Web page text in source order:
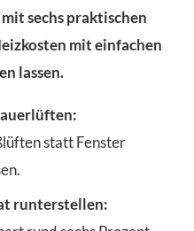
sechs praktischen
mit einfachen
lassen.
statt Fenster
runterstellen: